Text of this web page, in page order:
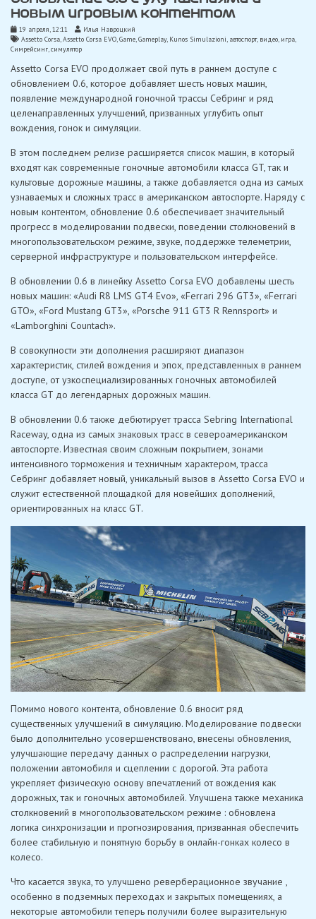
новым игровым контентом
19 апреля, 12:11
Илья Навроцкий
Assetto Corsa,Assetto Corsa EVO,Game,Gameplay, Kunos Simulazioni, автоспорт, видео, игра
Симрейсинг,симулятор
Assetto Corsa EVO продолжает свой путь в раннем доступе с
обновлением 0.6, которое добавляет шесть новых машин,
появление международной гоночной трассы Себринг и ряд
целенаправленных улучшений, призванных углубить опыт
вождения, гонок и симуляции.
В этом последнем релизе расширяется список машин, в который
входят как современные гоночные автомобили класса GT, так и
культовые дорожные машины, а также добавляется одна из самых
узнаваемых и сложных трасс в американском автоспорте. Наряду с
новым контентом, обновление 0.6 обеспечивает значительный
прогресс в моделировании подвески, поведении столкновений в
многопользовательском режиме, звуке, поддержке телеметрии,
серверной инфраструктуре и пользовательском интерфейсе.
В обновлении 0.6 в линейку Assetto Corsa EVO добавлены шесть
новых машин: «Audi R8 LMS GT4 Evo», «Ferrari 296 GT3», «Ferrari
GTO», «Ford Mustang GT3», «Porsche 911 GT3 R Rennsport» и
«Lamborghini Countach».
В совокупности эти дополнения расширяют диапазон
характеристик, стилей вождения и эпох, представленных в раннем
доступе, от узкоспециализированных гоночных автомобилей
класса GT до легендарных дорожных машин.
В обновлении 0.6 также дебютирует трасса Sebring International
Raceway, одна из самых знаковых трасс в североамериканском
автоспорте. Известная своим сложным покрытием, зонами
интенсивного торможения и техничным характером, трасса
Себринг добавляет новый, уникальный вызов в Assetto Corsa EVO и
служит естественной площадкой для новейших дополнений,
ориентированных на класс GT.
Помимо нового контента, обновление 0.6 вносит ряд
существенных улучшений в симуляцию. Моделирование подвески
было дополнительно усовершенствовано, внесены обновления,
улучшающие передачу данных о распределении нагрузки,
положении автомобиля и сцеплении с дорогой. Эта работа
укрепляет физическую основу впечатлений от вождения как
дорожных, так и гоночных автомобилей. Улучшена также механика
столкновений в многопользовательском режиме : обновлена ​​
логика синхронизации и прогнозирования, призванная обеспечить
более стабильную и понятную борьбу в онлайн-гонках колесо в
колесо.
Что касается звука, то улучшено реверберационное звучание ,
особенно в подземных переходах и закрытых помещениях, а
некоторые автомобили теперь получили более выразительную